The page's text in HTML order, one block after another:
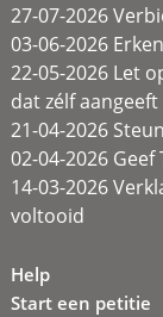
27-07-2026
03-06-2026
22-05-2026 Let
dat zélf aangeeft
21-04-2026
02-04-2026
14-03-2026
voltooid
Help
Start een petitie